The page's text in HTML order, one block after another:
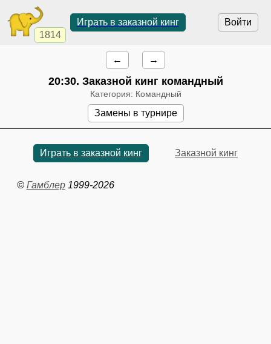
1814
Войти
Играть в заказной кинг
← →
20:30. Заказной кинг командный
Категория: Командный
Замены в турнире
Играть в заказной кинг Заказной кинг
© Гамблер1999-2026